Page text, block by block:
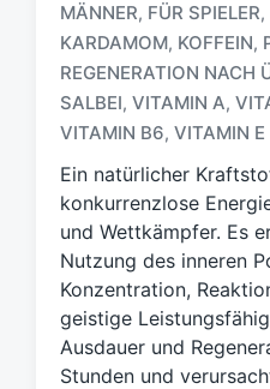
c
h
l
g
w
ö
r
t
e
r
MÄNNER, FÜR SPIELER,
KARDAMOM, KOFFEIN,
REGENERATION NACH
SALBEI, VITAMIN A,
VITAMIN B6, VITAMIN E
Ein natürlicher
konkurrenzlose
und Wettkämpfer. Es
Nutzung des inneren
Konzentration,
geistige
Ausdauer und
Stunden und